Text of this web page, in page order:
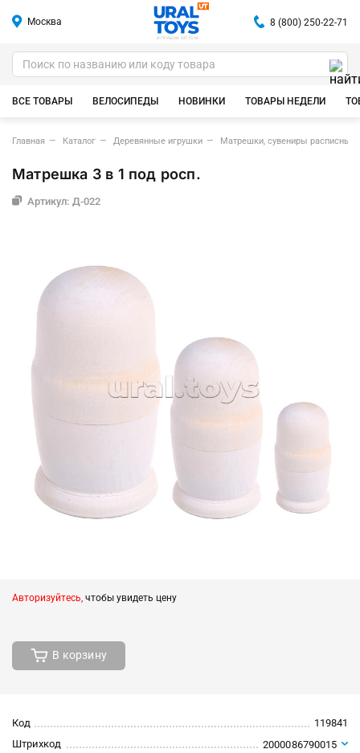
Москва
ИГРУШКИ ОПТОМ
8 (800) 250-22-71
ВСЕ ТОВАРЫ ВЕЛОСИПЕДЫ НОВИНКИ ТОВАРЫ НЕДЕЛИ
Главная Каталог Деревянные игрушки Матрешки, сувениры расписные
Матрешка 3 в 1 под росп.
Артикул: Д-022
Авторизуйтесь, чтобы увидеть цену
В корзину
Код
119841
Штрихкод
2000086790015